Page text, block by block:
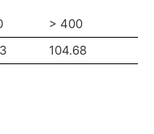
> 400
104.68